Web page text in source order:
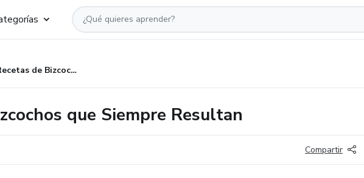
55 Recetas de Bizcochos que Siempre Resultan
que Siempre Resultan
Compartir